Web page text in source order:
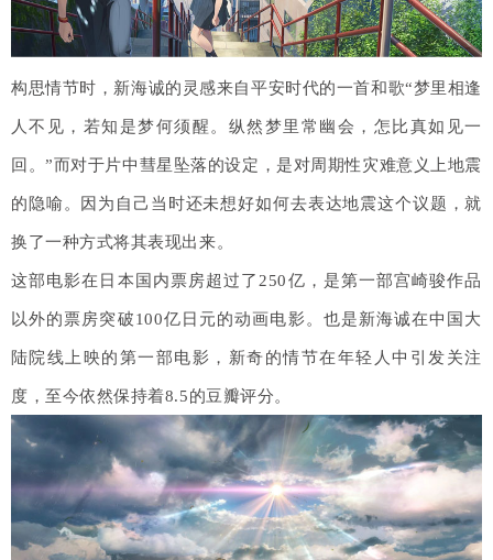
构思情节时，新海诚的灵感来自平安时代的一首和歌“梦里相逢
人不见，若知是梦何须醒。纵然梦里常幽会，怎比真如见一
回。”而对于片中彗星坠落的设定，是对周期性灾难意义上地震
的隐喻。因为自己当时还未想好如何去表达地震这个议题，就
换了一种方式将其表现出来。
这部电影在日本国内票房超过了250亿，是第一部宫崎骏作品
以外的票房突破100亿日元的动画电影。也是新海诚在中国大
陆院线上映的第一部电影，新奇的情节在年轻人中引发关注
度，至今依然保持着8.5的豆瓣评分。